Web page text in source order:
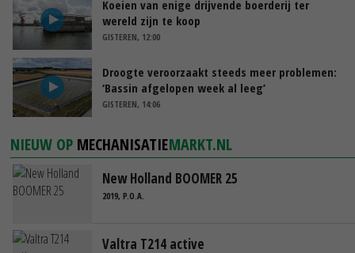
Koeien van enige drijvende boerderij ter
wereld zijn te koop
GISTEREN, 12:00
Droogte veroorzaakt steeds meer problemen:
‘Bassin afgelopen week al leeg’
GISTEREN, 14:06
NIEUW OP MECHANISATIEMARKT.NL
New Holland BOOMER 25
2019, P.O.A.
Valtra T214 active